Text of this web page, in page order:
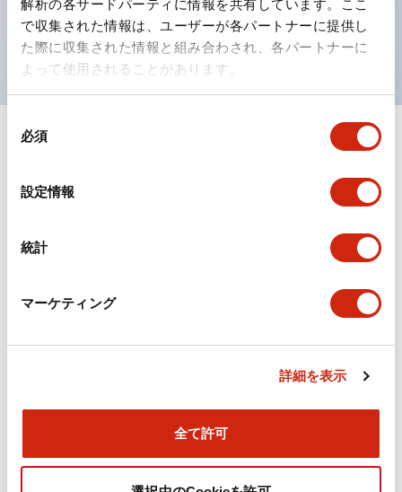
解析の各サードパーティに情報を共有しています。ここ
で収集された情報は、ユーザーが各パートナーに提供し
た際に収集された情報と組み合わされ、各パートナーに
よって使用されることがあります。
必須
設定情報
統計
マーケティング
詳細を表示
全て許可
ISO 3864-4安全色に対応。危険時や緊急事態時の色表
現がより明確・鮮明で、より多くの方が識別可能に。
仕様 すべて展開+
形状仕様
電気的仕様(照光部定格)
ドキュメントとファイル